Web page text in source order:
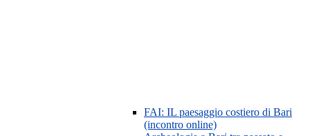
FAI: IL paesaggio costiero di Bari
(incontro online)